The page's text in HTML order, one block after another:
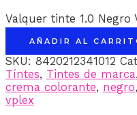
Valquer tinte 1.0 Negro
AÑADIR AL
SKU: 8420212341012
Tíntes, Tintes de marca,
crema colorante, negro,
vplex